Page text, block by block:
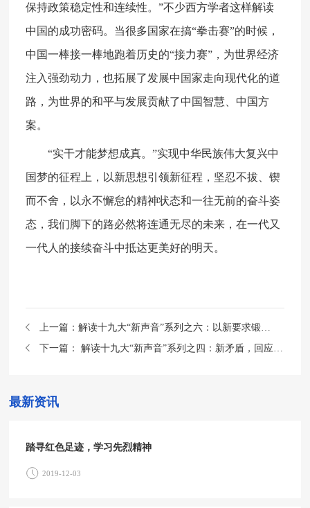
保持政策稳定性和连续性。”不少西方学者这样解读
中国的成功密码。当很多国家在搞“拳击赛”的时候，
中国一棒接一棒地跑着历史的“接力赛”，为世界经济
注入强劲动力，也拓展了发展中国家走向现代化的道
路，为世界的和平与发展贡献了中国智慧、中国方
案。
“实干才能梦想成真。”实现中华民族伟大复兴中
国梦的征程上，以新思想引领新征程，坚忍不拔、锲
而不舍，以永不懈怠的精神状态和一往无前的奋斗姿
态，我们脚下的路必然将连通无尽的未来，在一代又
一代人的接续奋斗中抵达更美好的明天。
上一篇：
下一篇：
最新资讯
踏寻红色足迹，学习先烈精神
2019-12-03